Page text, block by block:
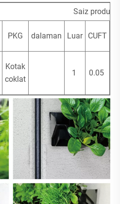
Saiz produk
PKG dalaman Luar CUFT
Kotak
coklat
1 0.05